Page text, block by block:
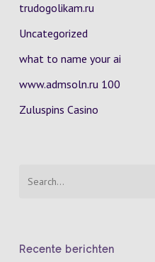
trudogolikam.ru
Uncategorized
what to name your ai
www.admsoln.ru 100
Zuluspins Casino
Recente berichten